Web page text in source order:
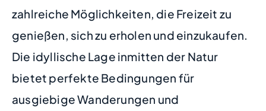
zahlreiche Möglichkeiten, die Freizeit zu
genießen, sich zu erholen und einzukaufen.
Die idyllische Lage inmitten der Natur
bietet perfekte Bedingungen für
ausgiebige Wanderungen und